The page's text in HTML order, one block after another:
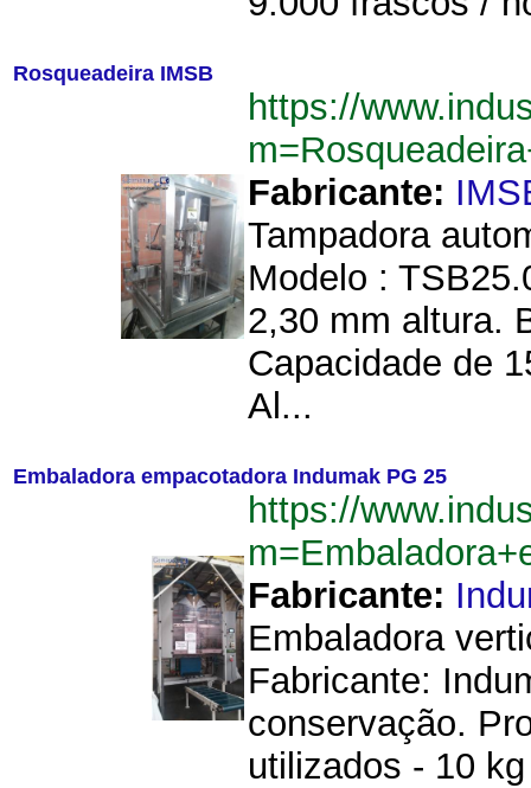
Rosqueadeira IMSB
https://
Fabricante:
Tampadora
Modelo :
2,30 mm altura.
Capacidade de
Al...
Embaladora empacotadora Indumak PG 25
https://
Fabricante:
Embaladora
Fabricante:
conservação.
utilizados - 10